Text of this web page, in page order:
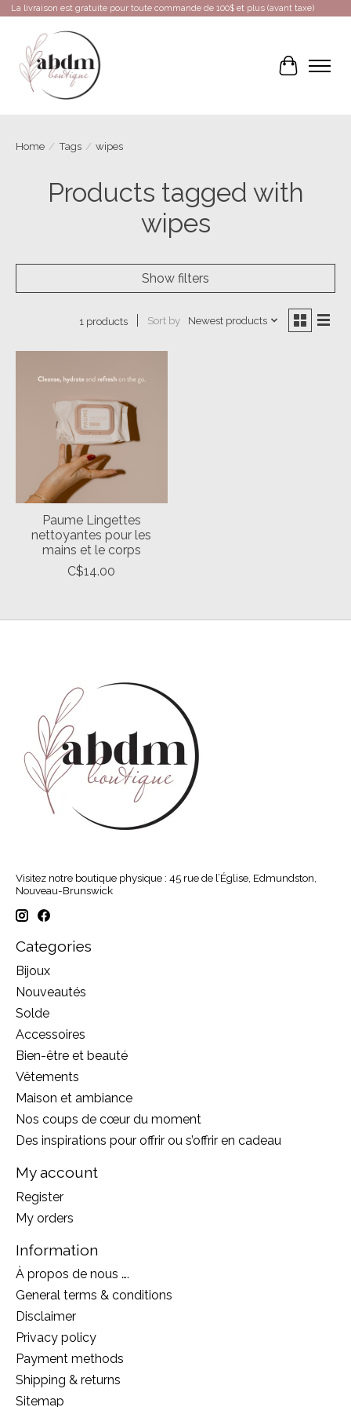
La livraison est gratuite pour toute commande de 100$ et plus (avant taxe)
Cart
Home / Tags / wipes
Products tagged with
wipes
Show filters
1 products Sort by Newest products
Paume Lingettes
nettoyantes pour les
mains et le corps
C$14.00
Visitez notre boutique physique : 45 rue de l’Église, Edmundston,
Nouveau-Brunswick
Categories
Bijoux
Nouveautés
Solde
Accessoires
Bien-être et beauté
Vêtements
Maison et ambiance
Nos coups de cœur du moment
Des inspirations pour offrir ou s’offrir en cadeau
My account
Register
My orders
Information
À propos de nous ….
General terms & conditions
Disclaimer
Privacy policy
Payment methods
Shipping & returns
Sitemap